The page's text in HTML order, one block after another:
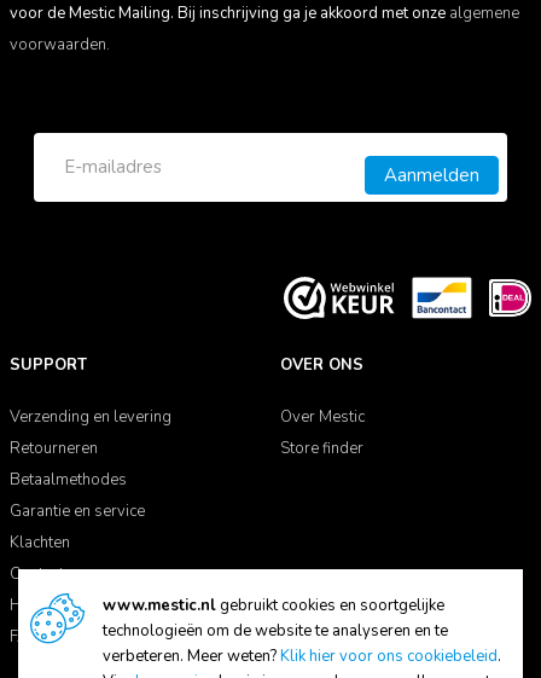
voor de Mestic Mailing. Bij inschrijving ga je akkoord met onze algemene
voorwaarden.
Aanmelden
SUPPORT
Verzending en levering
Retourneren
Betaalmethodes
Garantie en service
Klachten
Contact
Handleidingen
FAQ
OVER ONS
Over Mestic
Store finder
www.mestic.nlgebruikt cookies en soortgelijke
technologieën om de website te analyseren en te
verbeteren. Meer weten?Klik hier voor ons cookiebeleid.